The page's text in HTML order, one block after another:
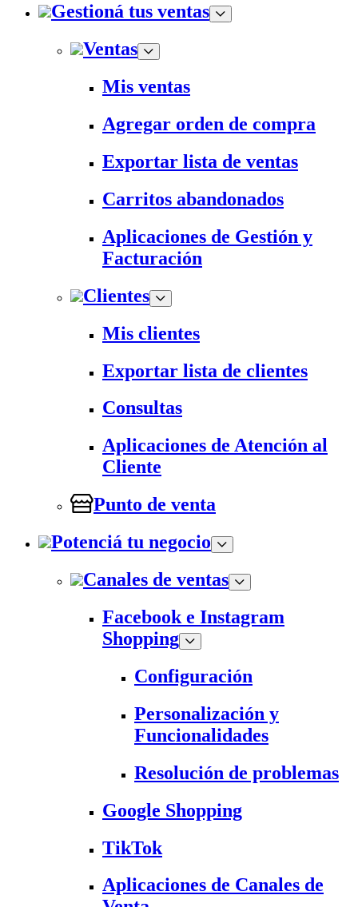
Gestioná tus ventas
Ventas
Mis ventas
Agregar orden de compra
Exportar lista de ventas
Carritos abandonados
Aplicaciones de Gestión y
Facturación
Clientes
Mis clientes
Exportar lista de clientes
Consultas
Aplicaciones de Atención al
Cliente
Punto de venta
Potenciá tu negocio
Canales de ventas
Facebook e Instagram
Shopping
Configuración
Personalización y
Funcionalidades
Resolución de problemas
Google Shopping
TikTok
Aplicaciones de Canales de